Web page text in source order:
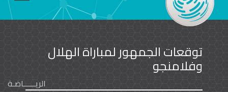
توقعات الجمهور لمباراة الهلال
وفلامنجو
الريــــــاضـة